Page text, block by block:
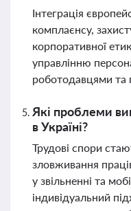
Інтеграція
комплаєнсу,
корпоративної
управлінню
роботодавцями та
Які проблеми
в Україні?
Трудові спори
зловживання
у звільненні та
індивідуальний